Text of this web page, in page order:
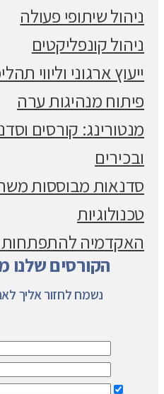
ניהול שיתופי פעולה
ניהול קונפליקטים
ייעוץ ארגוני וליווי
פיתוח מנהיגות ערה
מנטורינג: קורסים
ובכירים
סדנאות מבוססות
טכנולוגיות
האקדמיה להתפתחות
הקורסים שלנו
נשמח לחזור אליך